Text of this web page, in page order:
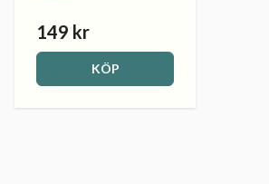
149 kr
KÖP